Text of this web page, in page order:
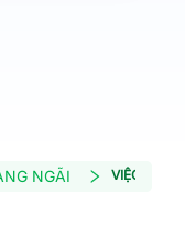
NGÃI VIỆC LÀM